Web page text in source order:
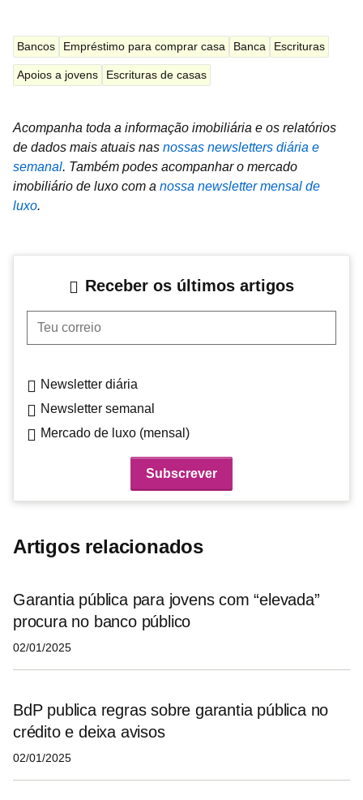
Bancos Empréstimo para comprar casa Banca Escrituras
Apoios a jovens Escrituras de casas
Acompanha toda a informação imobiliária e os relatórios
de dados mais atuais nas nossas newsletters diária e
semanal. Também podes acompanhar o mercado
imobiliário de luxo com a nossa newsletter mensal de
luxo.
Receber os últimos artigos
Teu correio
Newsletter diária
Newsletter semanal
Mercado de luxo (mensal)
Artigos relacionados
Garantia pública para jovens com “elevada”
procura no banco público
02/01/2025
BdP publica regras sobre garantia pública no
crédito e deixa avisos
02/01/2025